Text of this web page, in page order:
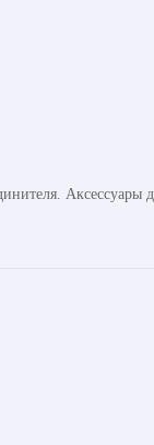
Аксессуары